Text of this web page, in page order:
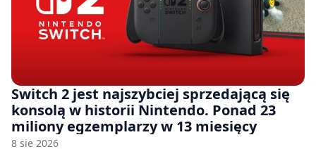
Switch 2 jest najszybciej sprzedającą się
konsolą w historii Nintendo. Ponad 23
miliony egzemplarzy w 13 miesięcy
8 sie 2026